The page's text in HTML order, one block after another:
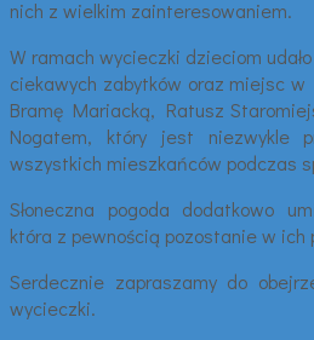
nich z wielkim zainteresowaniem.
W ramach wycieczki dzieciom
ciekawych zabytków oraz miejsc w
Bramę Mariacką, Ratusz
Nogatem, który jest niezwykle
wszystkich mieszkańców podczas
Słoneczna pogoda dodatkowo
która z pewnością pozostanie w ich
Serdecznie zapraszamy do
wycieczki.